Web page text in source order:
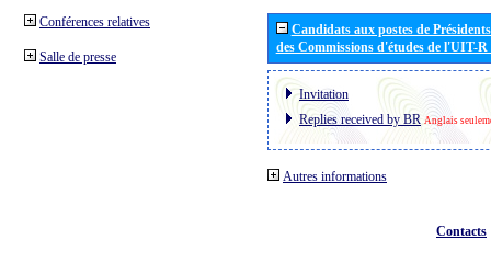
Conférences relatives
Salle de presse
Candidats aux postes de
des Commissions d'études de l'UIT-
Invitation
Replies received by BR Anglais
Autres informations
Contacts